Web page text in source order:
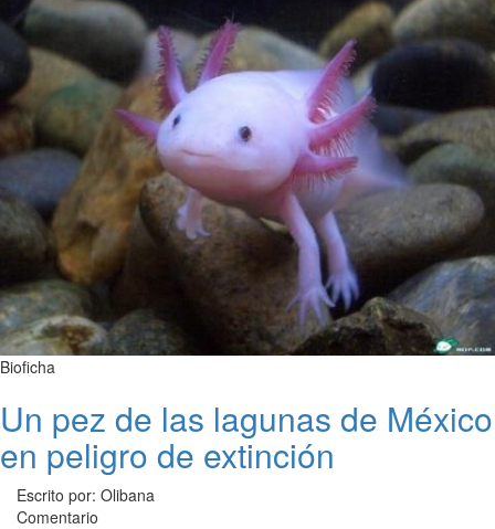
Bioficha
Un pez de las lagunas de México
en peligro de extinción
Escrito por: Olibana
Comentario